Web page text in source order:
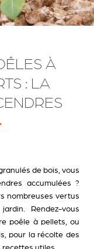
À
: LA
de bois, vous
accumulées ?
nombreuses vertus
Rendez-vous
poêle à pellets, ou
pour la récolte des